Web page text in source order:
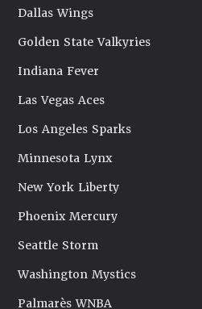
Dallas Wings
Golden State Valkyries
Indiana Fever
Las Vegas Aces
Los Angeles Sparks
Minnesota Lynx
New York Liberty
Phoenix Mercury
Seattle Storm
Washington Mystics
Palmarès WNBA